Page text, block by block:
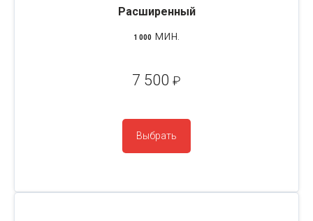
Расширенный
1 000 мин.
7 500 ₽
Выбрать